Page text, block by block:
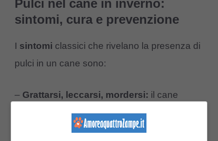
Pulci nel cane in inverno:
sintomi, cura e prevenzione
I sintomi classici che rivelano la presenza di
pulci in un cane sono:
– Grattarsi, leccarsi, mordersi: il cane
colpito dalle pulci cerca in ogni modo
possibile di alleviare ilpruritocausato dalle